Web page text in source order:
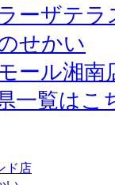
ーザテラ
せかい
ール湘南
一覧はこ
ド店